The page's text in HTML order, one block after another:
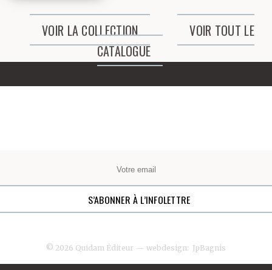
VOIR LA COLLECTION
VOIR TOUT LE
CATALOGUE
© 2026 Quidam Éditeur — webdesign: JpBagnis